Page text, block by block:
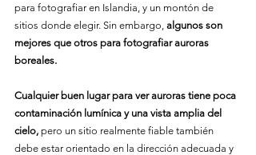
para fotografiar en Islandia, y un montón de
sitios donde elegir. Sin embargo, algunos son
mejores que otros para fotografiar auroras
boreales.
Cualquier buen lugar para ver auroras tiene poca
contaminación lumínica y una vista amplia del
cielo, pero un sitio realmente fiable también
debe estar orientado en la dirección adecuada y